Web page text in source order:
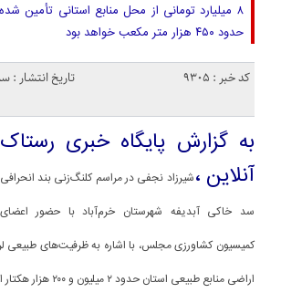
۸ میلیارد تومانی از محل منابع استانی تأمین
حدود ۴۵۰ هزار متر مکعب خواهد بود
کد خبر : 9305
به گزارش پایگاه خبری رستاک
آنلاین ،شیرزاد نجفی در مراسم کلنگ‌زنی بند انحرافی
سد خاکی آبدیفه شهرستان خرم‌آباد با حضور اعضای
کمیسیون کشاورزی مجلس، با اشاره به ظرفیت‌های طبیعی
اراضی منابع طبیعی استان حدود ۲ میلیون و ۲۰۰ هزار هکتار است.